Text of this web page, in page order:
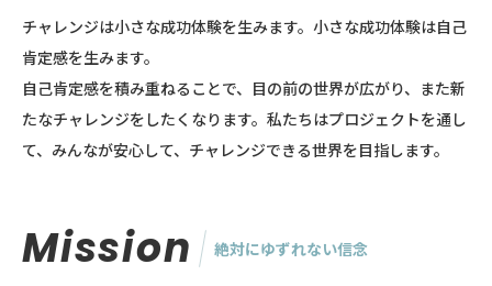
チャレンジは小さな成功体験を生みます。小さな成功体験は自己
肯定感を生みます。
自己肯定感を積み重ねることで、目の前の世界が広がり、また新
たなチャレンジをしたくなります。私たちはプロジェクトを通し
て、みんなが安心して、チャレンジできる世界を目指します。
Mission 絶対にゆずれない信念